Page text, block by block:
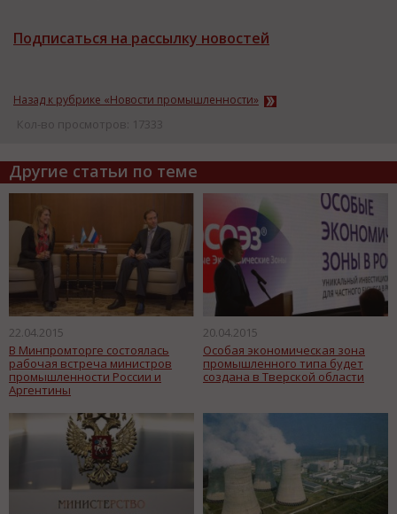
Подписаться на рассылку новостей
Назад к рубрике «Новости промышленности»
Кол-во просмотров: 17333
Другие статьи по теме
22.04.2015
В Минпромторге состоялась
рабочая встреча министров
промышленности России и
Аргентины
20.04.2015
Особая экономическая зона
промышленного типа будет
создана в Тверской области